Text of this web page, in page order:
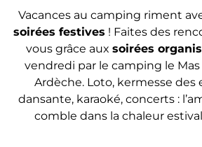
Vacances au camping riment
soirées festives ! Faites des
vous grâce aux soirées
vendredi par le camping le
Ardèche. Loto, kermesse des
dansante, karaoké, concerts :
comble dans la chaleur